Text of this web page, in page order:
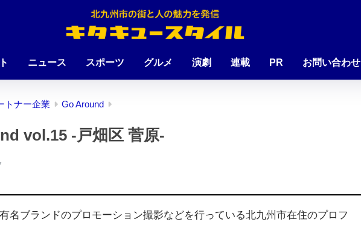
ニュース スポーツ グルメ 演劇 連載 PR お問い合わせ
トナー企業 Go Around
vol.15 -戸畑区 菅原-
名ブランドのプロモーション撮影などを行っている北九州市在住のプロフ